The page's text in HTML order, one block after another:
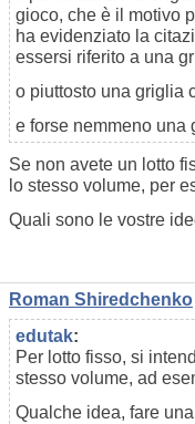
gioco, che è il motivo
ha evidenziato la
essersi riferito a una
o piuttosto una griglia
e forse nemmeno una
Se non avete un lotto
lo stesso volume, per
Quali sono le vostre
Roman Shiredchenko
edutak:
Per lotto fisso, si
stesso volume, ad
Qualche idea, fare